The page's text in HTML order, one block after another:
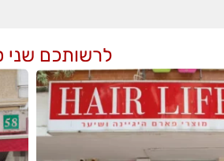
לרשותכם שני